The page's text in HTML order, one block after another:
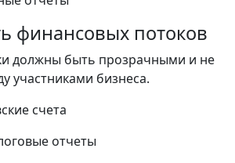
финансовых потоков
должны быть прозрачными и не
участниками бизнеса.
счета
отчеты